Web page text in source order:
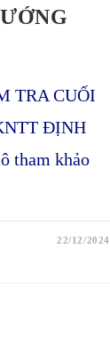
TRA CUỐI
ĐỊNH
tham khảo
22/12/2024